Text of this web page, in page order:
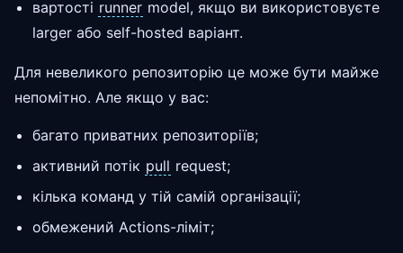
вартості runner model, якщо ви використовуєте
larger або self-hosted варіант.
Для невеликого репозиторію це може бути майже
непомітно. Але якщо у вас:
багато приватних репозиторіїв;
активний потік pull request;
кілька команд у тій самій організації;
обмежений Actions-ліміт;